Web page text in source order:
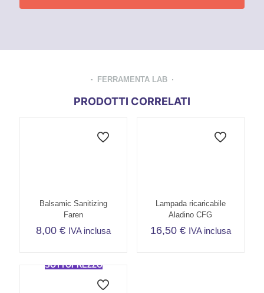
FERRAMENTA LAB
PRODOTTI CORRELATI
Balsamic Sanitizing
Faren
8,00€ IVA inclusa
Lampada ricaricabile
Aladino CFG
16,50 € IVA inclusa
SOTTOPREZZO